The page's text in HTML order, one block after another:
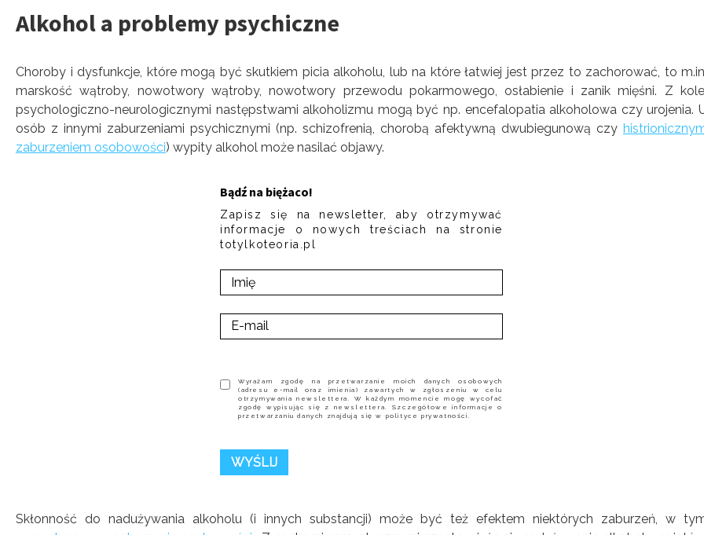
Alkohol a problemy psychiczne
Choroby i dysfunkcje, które mogą być skutkiem picia alkoholu, lub na które łatwiej jest przez to zachorować, to
marskość wątroby, nowotwory wątroby, nowotwory przewodu pokarmowego, osłabienie i zanik mięśni. Z
psychologiczno-neurologicznymi następstwami alkoholizmu mogą być np. encefalopatia alkoholowa czy urojenia.
osób z innymi zaburzeniami psychicznymi (np. schizofrenią, chorobą afektywną dwubiegunową czy
zaburzeniem osobowości) wypity alkohol może nasilać objawy.
Bądź na biężaco!
Zapisz się na newsletter, aby otrzymywać
informacje o nowych treściach na stronie
totylkoteoria.pl
Wyrażam zgodę na przetwarzanie moich danych osobowych
(adresu e-mail oraz imienia) zawartych w zgłoszeniu w celu
otrzymywania newslettera. W każdym momencie mogę wycofać
zgodę wypisując się z newslettera. Szczegółowe informacje o
przetwarzaniu danych znajdują się w polityce prywatności.
Skłonność do nadużywania alkoholu (i innych substancji) może być też efektem niektórych zaburzeń, w